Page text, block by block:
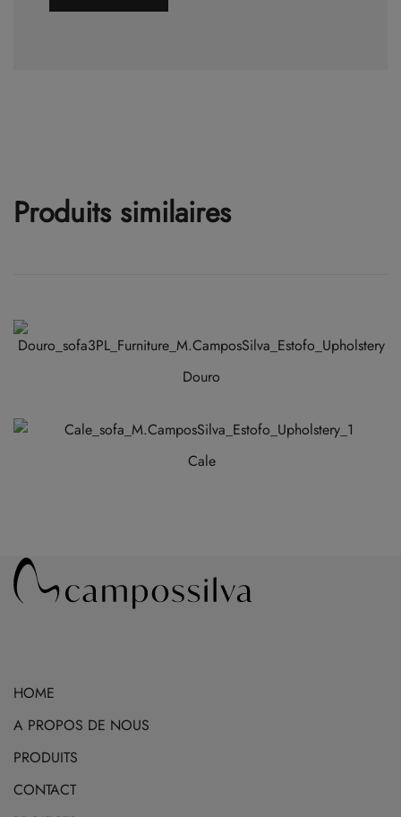
Produits similaires
Douro
produit
a
être
Cale
HOME
A PROPOS DE NOUS
PRODUITS
CONTACT